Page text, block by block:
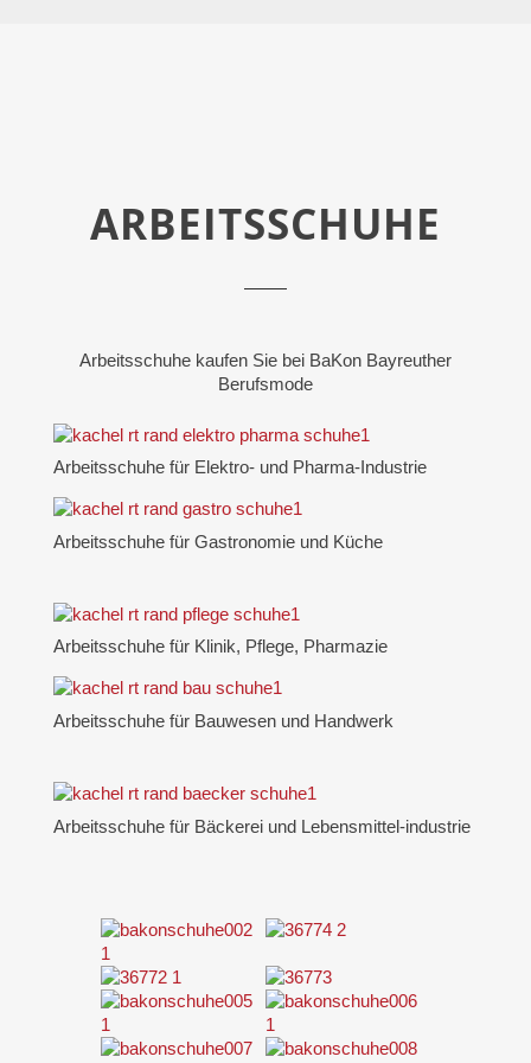
ARBEITSSCHUHE
Arbeitsschuhe kaufen Sie bei BaKon Bayreuther
Berufsmode
Arbeitsschuhe für Elektro- und Pharma-Industrie
Arbeitsschuhe für Gastronomie und Küche
Arbeitsschuhe für Klinik, Pflege, Pharmazie
Arbeitsschuhe für Bauwesen und Handwerk
Arbeitsschuhe für Bäckerei und Lebensmittel-industrie